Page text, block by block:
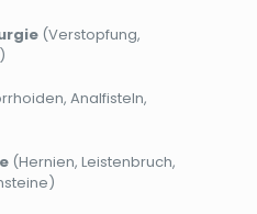
(Verstopfung,
Analfisteln,
(Hernien, Leistenbruch,